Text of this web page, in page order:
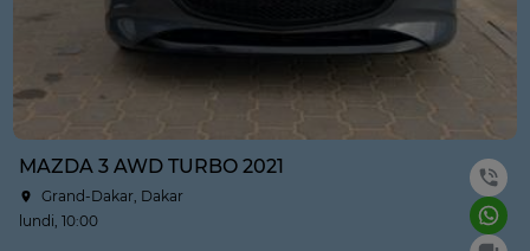
MAZDA 3 AWD TURBO 2021
Grand-Dakar, Dakar
lundi, 10:00